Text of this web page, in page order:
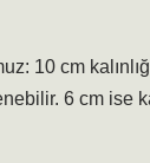
10 cm
6 cm ise